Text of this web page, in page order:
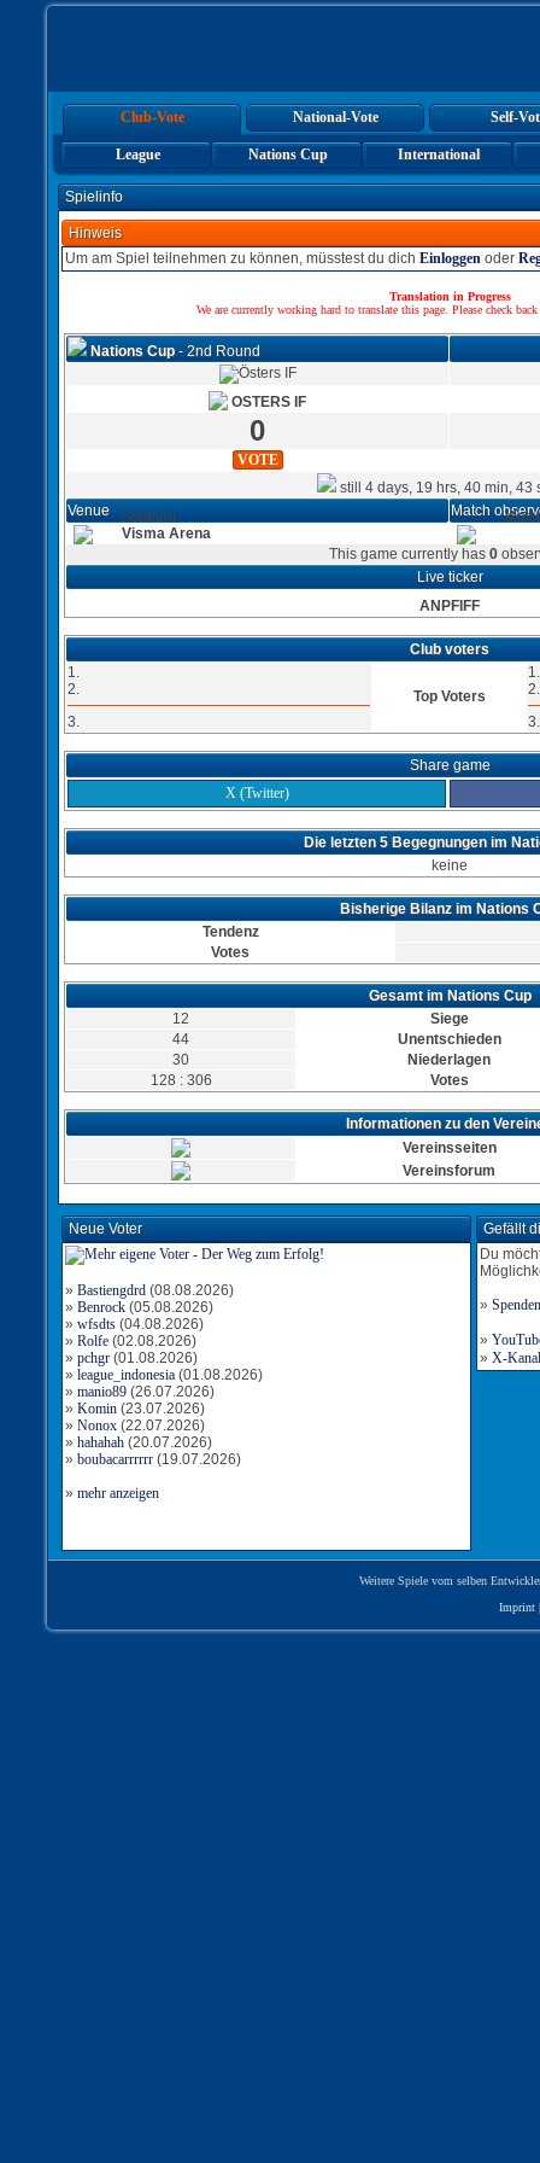
Club-Vote National-Vote Self-
League Nations Cup International
Spielinfo
Hinweis
Um am Spiel teilnehmen zu können, müsstest du dich Einloggen oder
Translation in Progress
We are currently working hard to translate this page. Please check
Nations Cup- 2nd Round
OSTERS IF
0
VOTE
still 4 days, 19 hrs, 40 min, 43
Venue
Match
Stadium:
Visma Arena
This game currently has 0
Live ticker
ANPFIFF
Club voters
1.
2.
3.
Top Voters
1.
2.
3.
Share game
X (Twitter)
Die letzten 5 Begegnungen im
keine
Bisherige Bilanz im Nations
Tendenz
Votes
Gesamt im Nations Cup
12
Siege
44
Unentschieden
30
Niederlagen
128 : 306
Votes
Informationen zu den
Vereinsseiten
Vereinsforum
Neue Voter
» Bastiengdrd (08.08.2026)
» Benrock (05.08.2026)
» wfsdts (04.08.2026)
» Rolfe (02.08.2026)
» pchgr (01.08.2026)
» league_indonesia (01.08.2026)
» manio89 (26.07.2026)
» Komin (23.07.2026)
» Nonox (22.07.2026)
» hahahah (20.07.2026)
» boubacarrrrrr (19.07.2026)
» mehr anzeigen
Gefällt
Du
» Spenden
»
» X-
Weitere Spiele vom selben
Imprint